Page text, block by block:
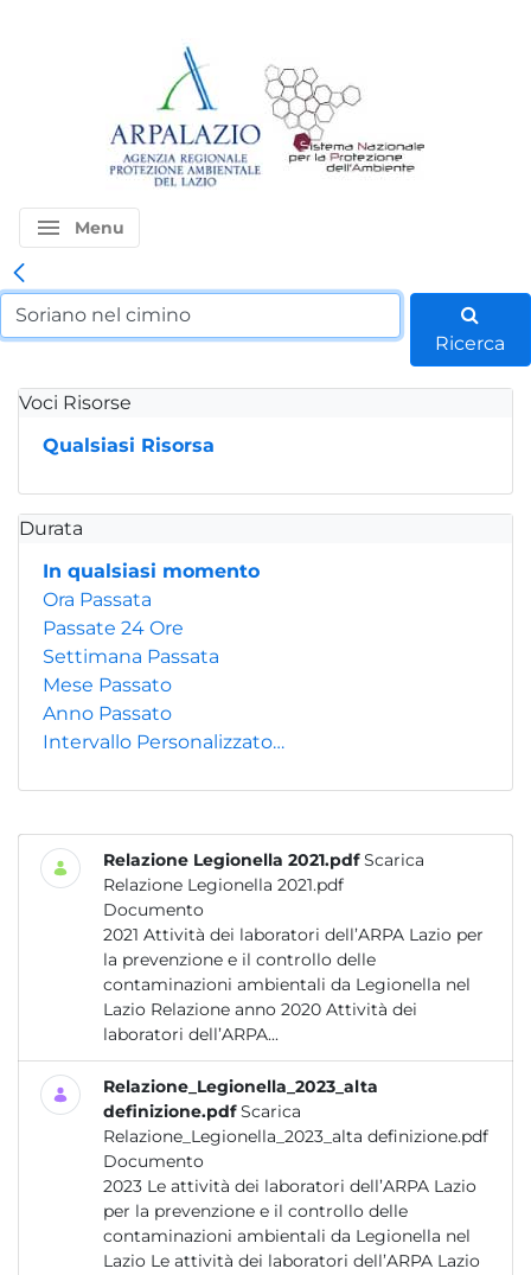
menu Menu
Ricerca
Voci Risorse
Qualsiasi Risorsa
Durata
In qualsiasi momento
Ora Passata
Passate 24 Ore
Settimana Passata
Mese Passato
Anno Passato
Intervallo Personalizzato…
Relazione Legionella 2021.pdf Scarica
Relazione Legionella 2021.pdf
Documento
2021 Attività dei laboratori dell’ARPA Lazio per
la prevenzione e il controllo delle
contaminazioni ambientali da Legionella nel
Lazio Relazione anno 2020 Attività dei
laboratori dell’ARPA...
Relazione_Legionella_2023_alta
definizione.pdf Scarica
Relazione_Legionella_2023_alta definizione.pdf
Documento
2023 Le attività dei laboratori dell’ARPA Lazio
per la prevenzione e il controllo delle
contaminazioni ambientali da Legionella nel
Lazio Le attività dei laboratori dell’ARPA Lazio